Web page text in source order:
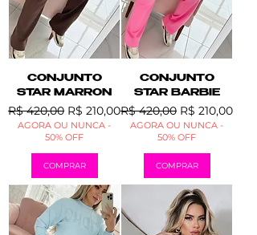
CONJUNTO
STAR MARRON
Preço normal
R$ 420,00 Preço promocional
R$ 210,00
AGORA OU NUNCA -
50% OFF
COMPRAR
CONJUNTO
STAR BARBIE
Preço normal
R$ 420,00 Preço
R$ 210,00
AGORA OU NUNCA -
50% OFF
COMPRAR